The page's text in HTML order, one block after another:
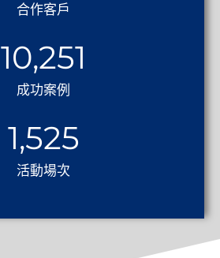
合作客戶
成功案例
10,251
活動場次
1,525